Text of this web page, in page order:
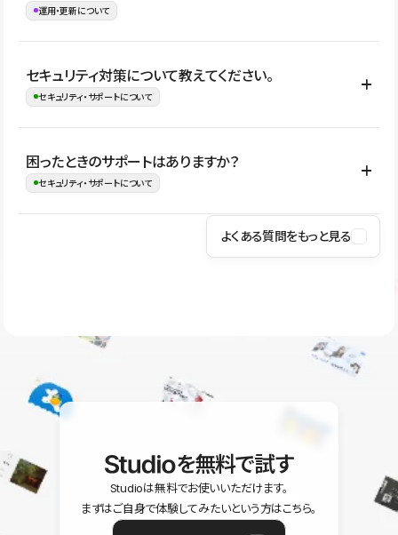
ージをご覧ください。
運用・更新について
はい。CMSやコンポーネントを活用して更新範囲を設計しておく
ことで、デザインを崩しにくい状態で運用できます。 さらにコン
ながらレイアウトに影響を与えずに更新作業を進めやすくなりま
す。
セキュリティ対策について教えてください。
セキュリティ・サポートについて
Studioでは、公開サイトやサービスを安全に利用できるよう、通信
の暗号化、データ保護、アクセス管理、脆弱性対策など、複数の観
はSSL/TLSによる通信暗号化に対応しており、悪質なスクリプトの
困ったときのサポートはありますか？
セキュリティ・サポートについて
操作方法や機能については、ヘルプセンターでご確認いただけま
ユーザー同士で質問・相談できるコミュニティもご利用ください。
よくある質問をもっと見る
を無料で試す
Studioは無料でお使いいただけます。
まずはご自身で体験してみたいという方はこちら。